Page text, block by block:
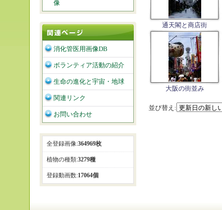
通天閣と商店街
大阪の街並み
並び替え:
像
消化管医用画像DB
ボランティア活動の紹介
生命の進化と宇宙・地球
関連リンク
お問い合わせ
全登録画像:364969枚
植物の種類:3279種
登録動画数:17064個